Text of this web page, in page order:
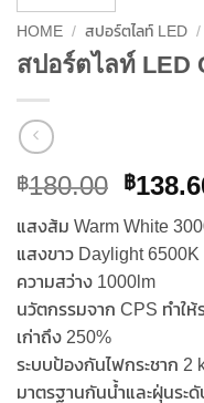
HOME / สปอร์ตไลท์ LED /
สปอร์ตไลท์ LED
฿180.00
was:
฿
฿
แสงส้ม Warm White
แสงขาว Daylight 6500K
ความสว่าง 1000lm
นวัตกรรมจาก CPS ทำใ
เก่าถึง 250%
ระบบป้องกันไฟกระชาก 2
มาตรฐานกันน้ำและฝุ่นระ